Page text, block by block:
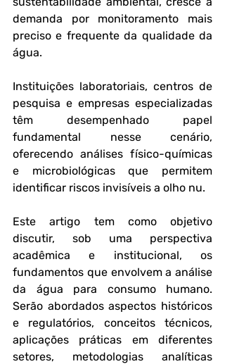
demanda por monitoramento mais
preciso e frequente da qualidade da
água.
Instituições laboratoriais, centros de
pesquisa e empresas especializadas
têm desempenhado papel
fundamental nesse cenário,
oferecendo análises físico-químicas
e microbiológicas que permitem
identificar riscos invisíveis a olho nu.
Este artigo tem como objetivo
discutir, sob uma perspectiva
acadêmica e institucional, os
fundamentos que envolvem a análise
da água para consumo humano.
Serão abordados aspectos históricos
e regulatórios, conceitos técnicos,
aplicações práticas em diferentes
setores, metodologias analíticas